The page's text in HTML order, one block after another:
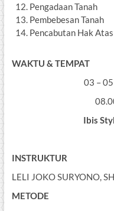
Pengadaan Tanah
Pembebesan Tanah
Pencabutan Hak Atas
WAKTU & TEMPAT
03 –
Ibis
INSTRUKTUR
LELI JOKO SURYONO,
METODE